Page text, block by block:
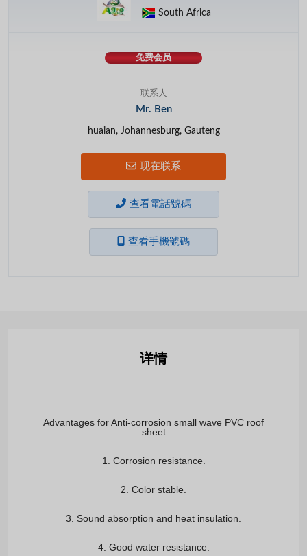
South Africa
免费会员
联系人
Mr. Ben
huaian, Johannesburg, Gauteng
现在联系
查看電話號碼
查看手機號碼
详情
Advantages for Anti-corrosion small wave PVC roof
sheet
1. Corrosion resistance.
2. Color stable.
3. Sound absorption and heat insulation.
4. Good water resistance.